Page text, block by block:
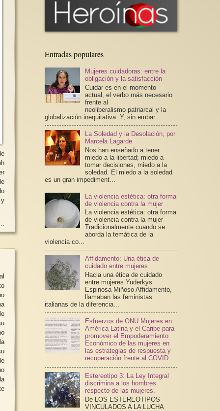
Entradas populares
Mujeres cuidadoras: entre la
obligación y la satisfacción
Cuidar es en el momento
actual, el verbo más necesario
frente al
neoliberalismo patriarcal y la
globalización inequitativa. Y, sin embar...
La Soledad y la Desolación, por
Marcela Lagarde
Nos han enseñado a tener
miedo a la libertad; miedo a
tomar decisiones, miedo a la
soledad. El miedo a la soledad
es un gran impediment...
La violencia estética: otra forma
de violencia contra la mujer
La violencia estética: otra forma
de violencia contra la mujer
Tradicionalmente cuando se
aborda la temática de la
violencia co...
Affidamento: Una ética de
cuidado entre mujeres
Hacia una ética de cuidado
entre mujeres Yuderkys
Espinosa Miñoso Affidamento,
llamaban las feministas
italianas de la diferencia...
Esfuerzos de ONU Mujeres en
América Latina y el Caribe para
promover el Empoderamiento
Económico de las mujeres en
las estrategias de respuesta y
recuperación frente al COVID
Estereotipo 3: La Ley Integral
discrimina a los hombres
respecto de las mujeres.
De LOS ESTEREOTIPOS
VINCULADOS A LA LUCHA